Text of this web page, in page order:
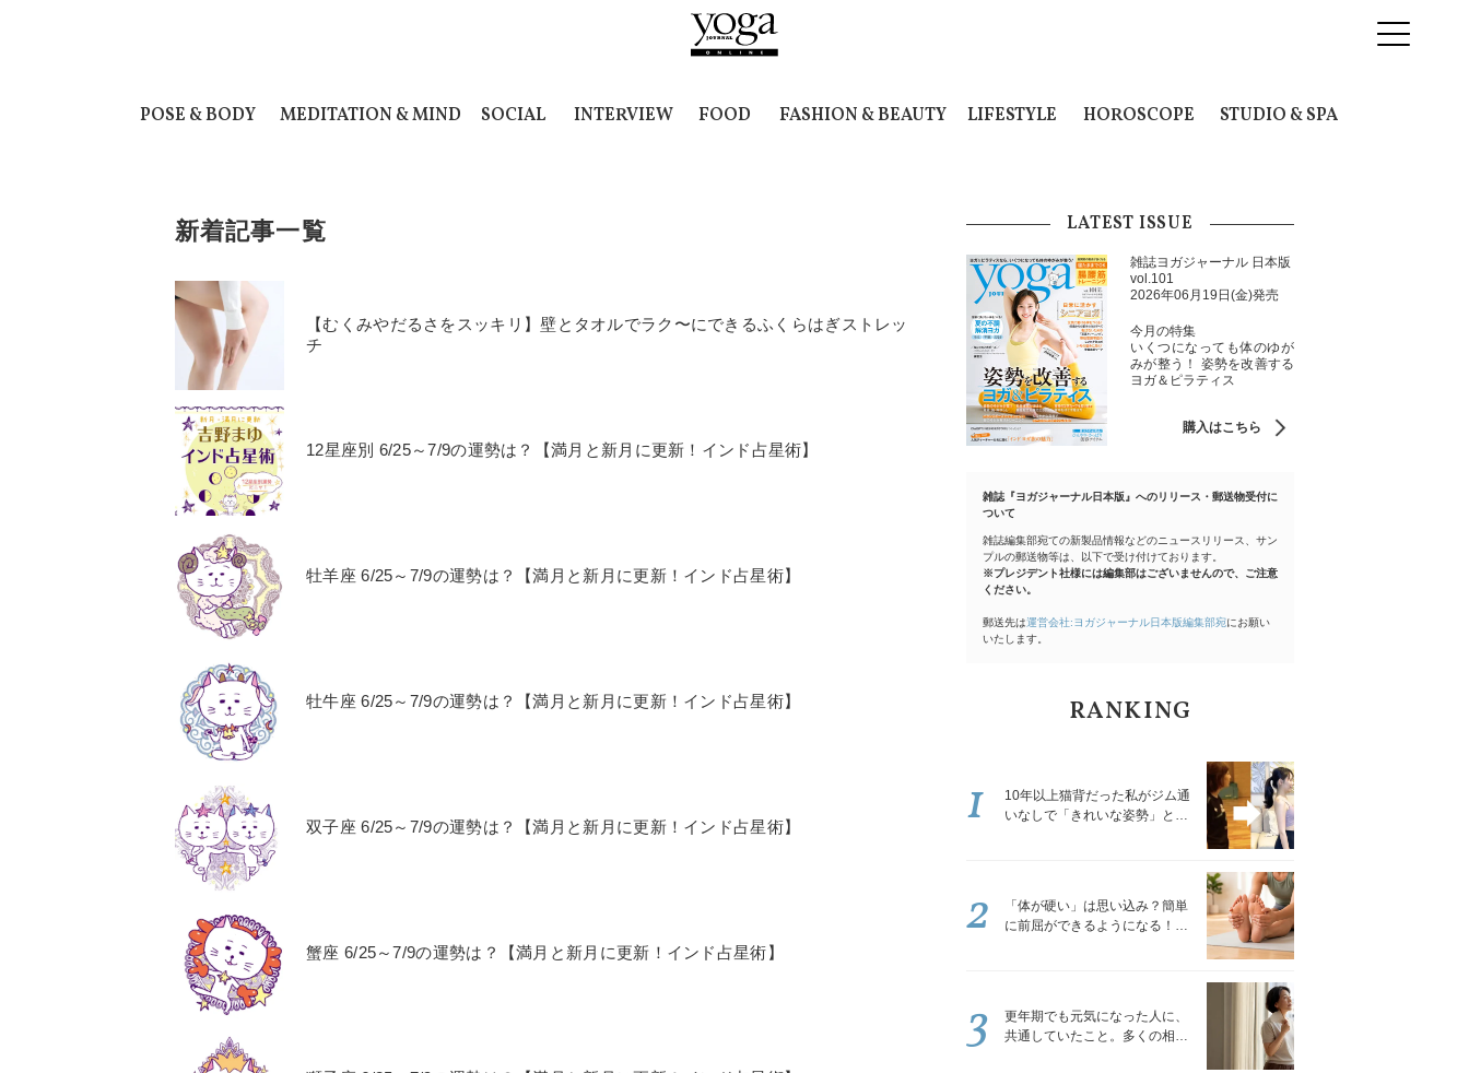
POSE & BODY MEDITATION & MIND SOCIAL INTERVIEW FOOD FASHION & BEAUTY LIFESTYLE HOROSCOPE STUDIO & SPA
新着記事一覧
【むくみやだるさをスッキリ】壁とタオルでラク〜にできるふくらはぎストレッ
チ
12星座別 6/25～7/9の運勢は？【満月と新月に更新！インド占星術】
牡羊座 6/25～7/9の運勢は？【満月と新月に更新！インド占星術】
牡牛座 6/25～7/9の運勢は？【満月と新月に更新！インド占星術】
双子座 6/25～7/9の運勢は？【満月と新月に更新！インド占星術】
蟹座 6/25～7/9の運勢は？【満月と新月に更新！インド占星術】
LATEST ISSUE
雑誌ヨガジャーナル 日本版
vol.101
2026年06月19日(金)発売
今月の特集
いくつになっても体のゆが
みが整う！ 姿勢を改善する
ヨガ＆ピラティス
購入はこちら
雑誌『ヨガジャーナル日本版』へのリリース・郵送物受付に
ついて
雑誌編集部宛ての新製品情報などのニュースリリース、サン
プルの郵送物等は、以下で受け付けております。
※プレジデント社様には編集部はございませんので、ご注意
ください。
郵送先は運営会社:ヨガジャーナル日本版編集部宛にお願い
いたします。
RANKING
10年以上猫背だった私がジム通
いなしで「きれいな姿勢」と褒
1
「体が硬い」は思い込み？簡単
に前屈ができるようになる！腿
2
更年期でも元気になった人に、
共通していたこと。多くの相談
3